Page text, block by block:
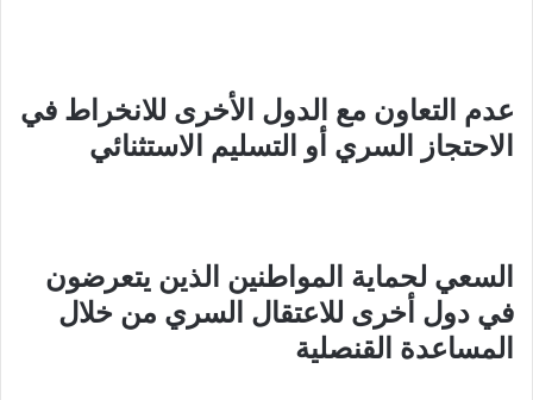
عدم التعاون مع الدول الأخرى للانخراط في
الاحتجاز السري أو التسليم الاستثنائي
السعي لحماية المواطنين الذين يتعرضون
في دول أخرى للاعتقال السري من خلال
المساعدة القنصلية